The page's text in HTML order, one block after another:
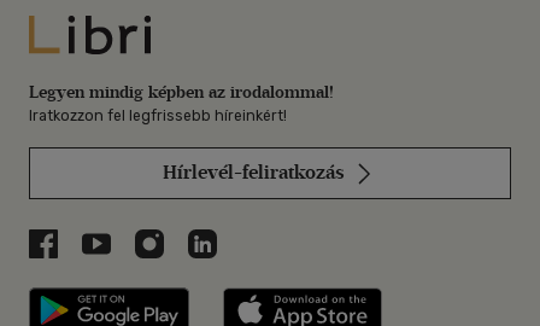
Libri
Legyen mindig képben az irodalommal!
Iratkozzon fel legfrissebb híreinkért!
Hírlevél-feliratkozás
Libri a Facebookon
Libri a Youtube-on
Libri az Instagramon
Libri a LinkedInen
Libri applikáció Szerezd meg: Google